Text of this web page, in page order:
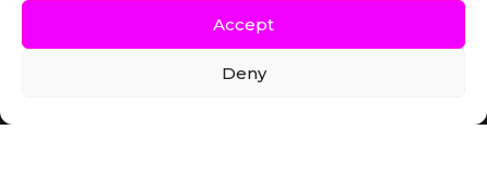
Accept
Deny
COPYRIGHT © HFL LABORATORIES |